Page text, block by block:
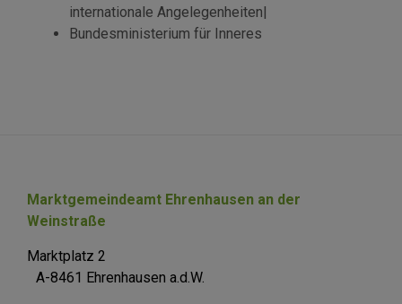
internationale Angelegenheiten|
Bundesministerium für Inneres
Marktgemeindeamt Ehrenhausen an der
Weinstraße
Marktplatz 2
A-8461 Ehrenhausen a.d.W.